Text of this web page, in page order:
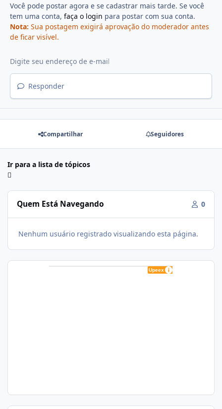
Você pode postar agora e se cadastrar mais tarde. Se você
tem uma conta, faça o login para postar com sua conta.
Nota: Sua postagem exigirá aprovação do moderador antes
de ficar visível.
Responder
Compartilhar Seguidores
Ir para a lista de tópicos
Quem Está Navegando 0
Nenhum usuário registrado visualizando esta página.